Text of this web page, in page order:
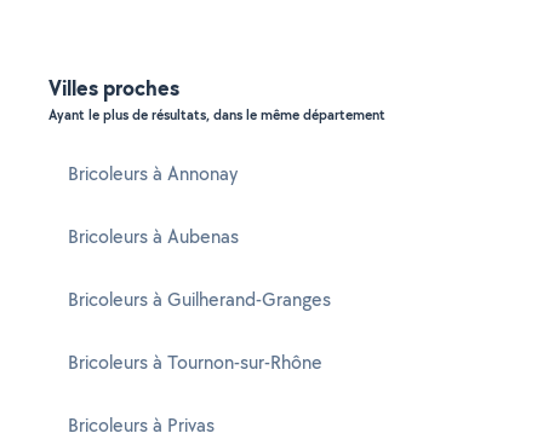
Villes proches
Ayant le plus de résultats, dans le même département
Bricoleurs à Annonay
Bricoleurs à Aubenas
Bricoleurs à Guilherand-Granges
Bricoleurs à Tournon-sur-Rhône
Bricoleurs à Privas